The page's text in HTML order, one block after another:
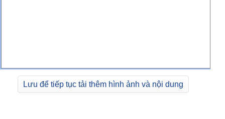
Lưu để tiếp tục tải thêm hình ảnh và nội dung